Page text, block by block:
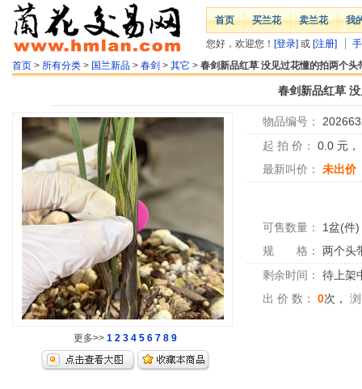
首页 买兰花 卖兰花 我
您好，欢迎您！ [登录] 或 [注册]
首页 > 所有分类 > 国兰新品 > 春剑 > 其它 > 春剑新品红草 没见过花懂的拍两个头
春剑新品红草
更多>> 1 2 3 4 5 6 7 8 9
物品编号：
起 拍 价：
0.0 元，
最新叫价：
未出价
可售数量： 1盆(件)
规 格：
两个头
剩余时间：
待上架
出 价 数：
0次，